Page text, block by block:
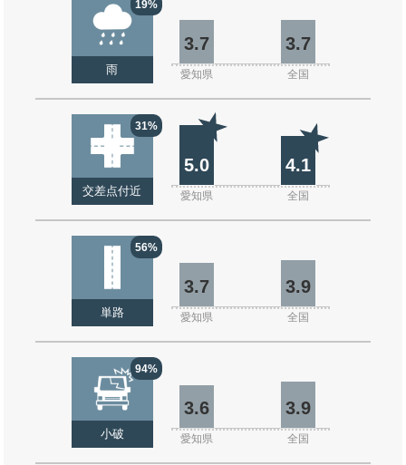
19%
雨
3.7 3.7
愛知県 全国
31%
交差点付近
5.0 4.1
愛知県 全国
56%
単路
3.7 3.9
愛知県 全国
94%
小破
3.6 3.9
愛知県 全国